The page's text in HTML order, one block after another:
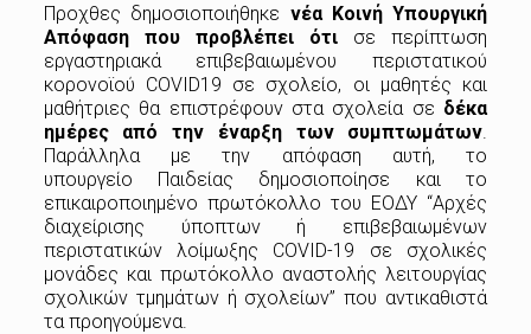
Προχθες δημοσιοποιήθηκε νέα Κοινή Υπουργική
Απόφαση που προβλέπει ότι σε περίπτωση
εργαστηριακά επιβεβαιωμένου περιστατικού
κορονοϊού COVID19 σε σχολείο, οι μαθητές και
μαθήτριες θα επιστρέφουν στα σχολεία σε δέκα
ημέρες από την έναρξη των συμπτωμάτων
Παράλληλα με την απόφαση αυτή, το
υπουργείο Παιδείας δημοσιοποίησε και το
επικαιροποιημένο πρωτόκολλο του ΕΟΔΥ “Αρχές
διαχείρισης ύποπτων ή επιβεβαιωμένων
περιστατικών λοίμωξης COVID-19 σε σχολικές
μονάδες και πρωτόκολλο αναστολής λειτουργίας
σχολικών τμημάτων ή σχολείων” που αντικαθιστά
τα προηγούμενα.